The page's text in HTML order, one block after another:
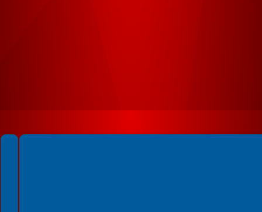
Spełniamy standardy WCAG 2.2
Spełniamy standardy W3C